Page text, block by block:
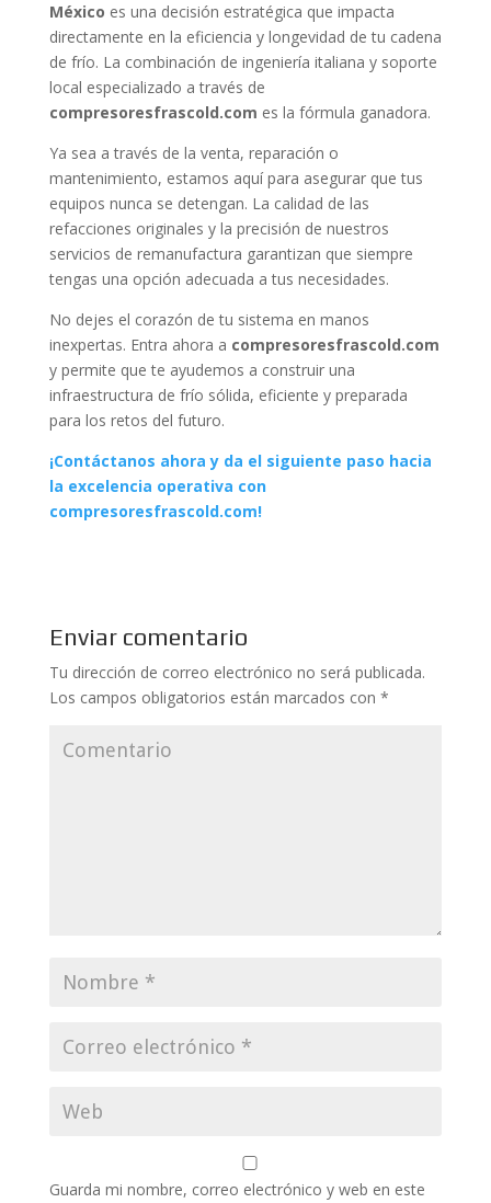
México es una decisión estratégica que impacta
directamente en la eficiencia y longevidad de tu cadena
de frío. La combinación de ingeniería italiana y soporte
local especializado a través de
compresoresfrascold.com es la fórmula ganadora.
Ya sea a través de la venta, reparación o
mantenimiento, estamos aquí para asegurar que tus
equipos nunca se detengan. La calidad de las
refacciones originales y la precisión de nuestros
servicios de remanufactura garantizan que siempre
tengas una opción adecuada a tus necesidades.
No dejes el corazón de tu sistema en manos
inexpertas. Entra ahora a compresoresfrascold.com
y permite que te ayudemos a construir una
infraestructura de frío sólida, eficiente y preparada
para los retos del futuro.
¡Contáctanos ahora y da el siguiente paso hacia
la excelencia operativa con
compresoresfrascold.com!
Enviar comentario
Tu dirección de correo electrónico no será publicada.
Los campos obligatorios están marcados con *
Guarda mi nombre, correo electrónico y web en este